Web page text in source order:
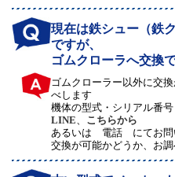
現在は鉄シュー（鉄
ですが、
ゴムクローラへ交換
ゴムクローラー以外に交
べします
機体の型式・シリアル番
LINE
こちらから
あるいは 電話 にてお問
交換が可能かどうか、お